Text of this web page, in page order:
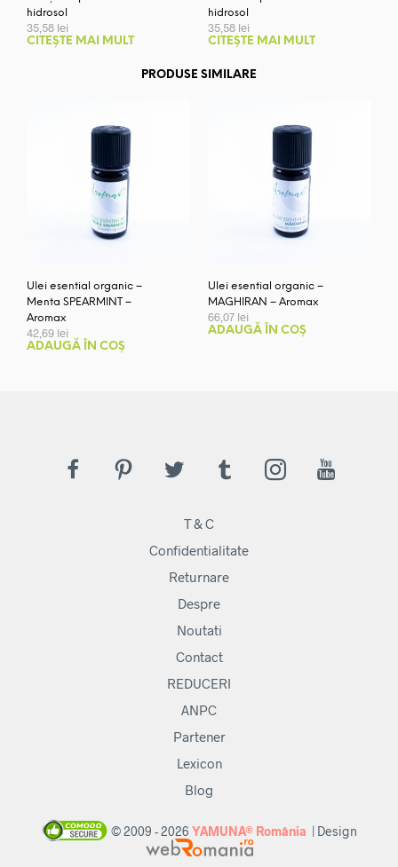
hidrosol
35,58 lei
CITEȘTE MAI MULT
hidrosol
35,58 lei
CITEȘTE MAI MULT
PRODUSE SIMILARE
Ulei esential organic –
Menta SPEARMINT –
Aromax
42,69 lei
ADAUGĂ ÎN COȘ
Ulei esential organic –
MAGHIRAN – Aromax
66,07 lei
ADAUGĂ ÎN COȘ
T & C
Confidentialitate
Returnare
Despre
Noutati
Contact
REDUCERI
ANPC
Partener
Lexicon
Blog
© 2009 - 2026 YAMUNA® România | Design